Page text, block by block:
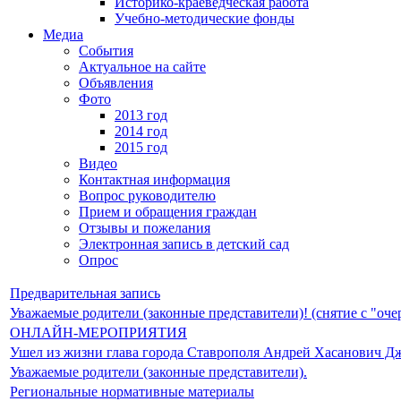
Учебно-методические фонды
Медиа
События
Актуальное на сайте
Объявления
Фото
2013 год
2014 год
2015 год
Видео
Контактная информация
Вопрос руководителю
Прием и обращения граждан
Отзывы и пожелания
Электронная запись в детский сад
Опрос
Предварительная запись
Уважаемые родители (законные представители)! (снятие с
ОНЛАЙН-МЕРОПРИЯТИЯ
Ушел из жизни глава города Ставрополя Андрей Хасанович
Уважаемые родители (законные представители).
Региональные нормативные материалы